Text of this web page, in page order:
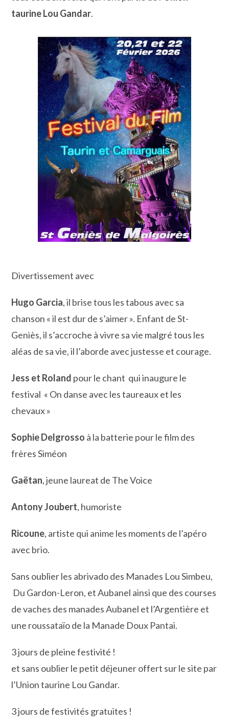
taurine Lou Gandar.
Divertissement avec
Hugo Garcia, il brise tous les tabous avec sa
chanson « il est dur de s’aimer ». Enfant de St-
Geniès, il s’accroche à vivre sa vie malgré tous les
aléas de sa vie, il l’aborde avec justesse et courage.
Jess et Roland pour le chant qui inaugure le
festival « On danse avec les taureaux et les
chevaux »
Sophie Delgrosso à la batterie pour le film des
frères Siméon
Gaëtan, jeune laureat de The Voice
Antony Joubert, humoriste
Ricoune, artiste qui anime les moments de l’apéro
avec brio.
Sans oublier les abrivado des Manades Lou Simbeu,
Du Gardon-Leron, et Aubanel ainsi que des courses
de vaches des manades Aubanel et l’Argentière et
une roussataïo de la Manade Doux Pantai.
3 jours de pleine festivité !
et sans oublier le petit déjeuner offert sur le site par
l’Union taurine Lou Gandar.
3 jours de festivités gratuites !